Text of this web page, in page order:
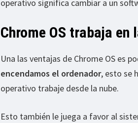
operativo significa cambiar a un
Chrome OS trabaja en
Una las ventajas de Chrome OS es
encendamos el ordenador, esto se
operativo trabaje desde la nube.
Esto también le juega a favor al